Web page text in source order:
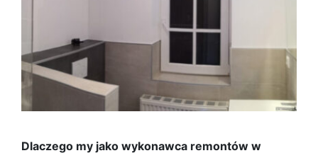
Dlaczego my jako wykonawca remontów w